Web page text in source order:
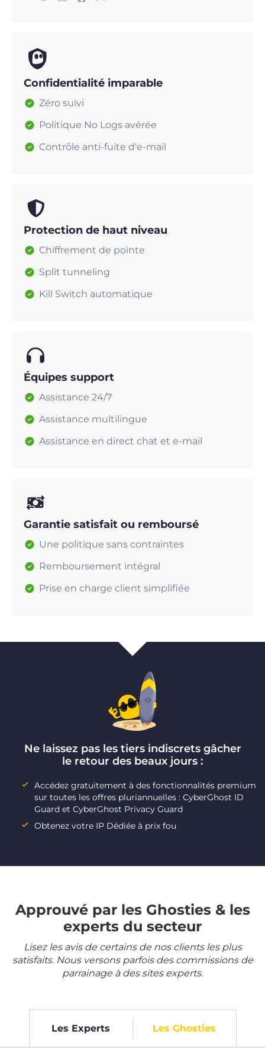
Confidentialité imparable
Zéro suivi
Politique No Logs avérée
Contrôle anti-fuite d'e-mail
Protection de haut niveau
Chiffrement de pointe
Split tunneling
Kill Switch automatique
Équipes support
Assistance 24/7
Assistance multilingue
Assistance en direct chat et e-mail
Garantie satisfait ou remboursé
Une politique sans contraintes
Remboursement intégral
Prise en charge client simplifiée
Ne laissez pas les tiers indiscrets gâcher
le retour des beaux jours :
Accédez gratuitement à des fonctionnalités premium
sur toutes les offres pluriannuelles : CyberGhost ID
Guard et CyberGhost Privacy Guard
Obtenez votre IP Dédiée à prix fou
Approuvé par les Ghosties & les
experts du secteur
Lisez les avis de certains de nos clients les plus
satisfaits. Nous versons parfois des commissions de
parrainage à des sites experts.
Les Experts Les Ghosties